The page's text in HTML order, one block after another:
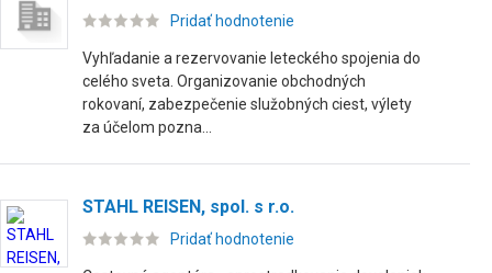
Pridať hodnotenie
Vyhľadanie a rezervovanie leteckého spojenia do
celého sveta. Organizovanie obchodných
rokovaní, zabezpečenie služobných ciest, výlety
za účelom pozna...
STAHL REISEN, spol. s r.o.
Pridať hodnotenie